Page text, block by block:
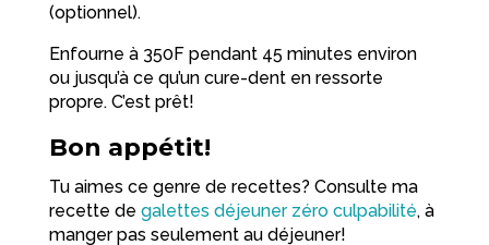
(optionnel).
Enfourne à 350F pendant 45 minutes environ
ou jusqu’à ce qu’un cure-dent en ressorte
propre. C’est prêt!
Bon appétit!
Tu aimes ce genre de recettes? Consulte ma
recette de galettes déjeuner zéro culpabilité, à
manger pas seulement au déjeuner!